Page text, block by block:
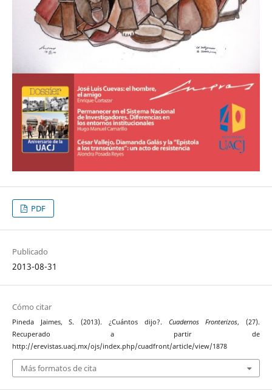
PDF
Publicado
2013-08-31
Cómo citar
Pineda Jaimes, S. (2013). ¿Cuántos dijo?. Cuadernos Fronterizos, (27).
Recuperado a partir de
http://erevistas.uacj.mx/ojs/index.php/cuadfront/article/view/1878
Más formatos de cita